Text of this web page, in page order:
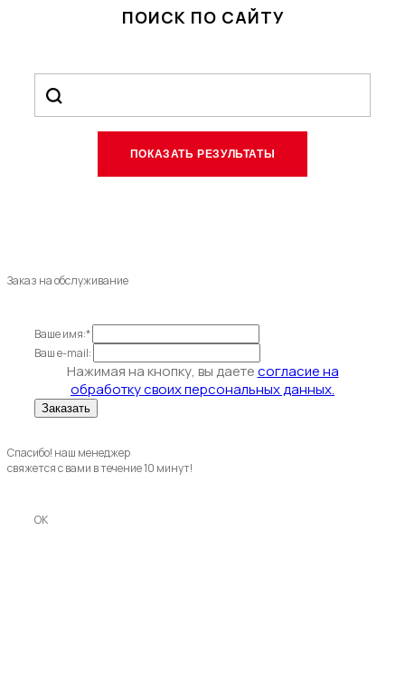
ПОИСК ПО САЙТУ
Заказ на обслуживание
Ваше имя:*
Ваш e-mail:
Нажимая на кнопку, вы даетесогласие на
обработку своих персональных данных.
Спасибо! наш менеджер
свяжется с вами в течение 10 минут!
OK